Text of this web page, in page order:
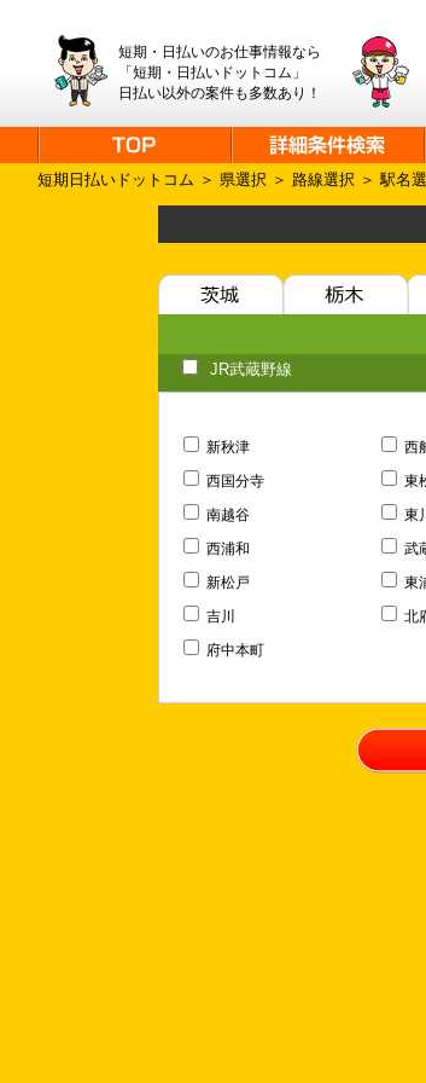
短期・日払いのお仕事情報なら
「短期・日払いドットコム」
日払い以外の案件も多数あり！
短期日払いドットコム ＞ 県選択 ＞ 路線選択 ＞ 駅名
JR武蔵野線
新秋津
西国分寺
南越谷
西浦和
新松戸
吉川
府中本町
西
東
東
武
東
北